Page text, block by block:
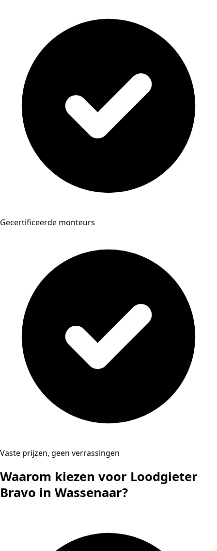
Gecertificeerde monteurs
Vaste prijzen, geen verrassingen
Waarom kiezen voor Loodgieter
Bravo in Wassenaar?